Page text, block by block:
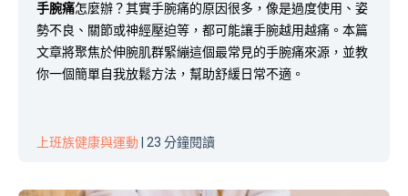
手腕痛怎麼辦？其實手腕痛的原因很多，像是過度使用、姿
勢不良、關節或神經壓迫等，都可能讓手腕越用越痛。本篇
文章將聚焦於伸腕肌群緊繃這個最常見的手腕痛來源，並教
你一個簡單自我放鬆方法，幫助舒緩日常不適。
上班族健康與運動 | 23 分鐘閱讀